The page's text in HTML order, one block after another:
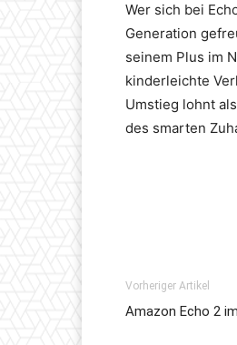
Wer sich bei
Generation
seinem Plus im
kinderleichte
Umstieg lohnt
des smarten
Vorheriger Artikel
Amazon Echo 2